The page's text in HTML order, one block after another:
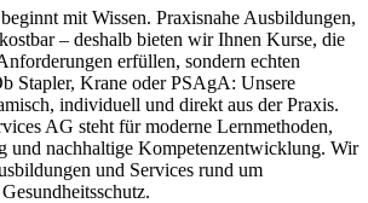
mit Wissen. Praxisnahe Ausbildungen,
– deshalb bieten wir Ihnen Kurse, die
erfüllen, sondern echten
Stapler, Krane oder PSAgA: Unsere
individuell und direkt aus der Praxis.
AG steht für moderne Lernmethoden,
und nachhaltige Kompetenzentwicklung. Wir
und Services rund um